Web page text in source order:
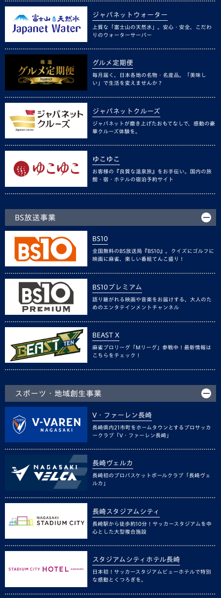
ジャパネットウォーター
上質な「富士山の天然水」。安心・安全、こだわ
りのウォーターサーバー
グルメ定期便
毎月届く、日本各地の名物・名産品。「美味し
い」で生活を変えませんか？
ジャパネットクルーズ
ジャパネットが磨き上げたおもてなしで、感動の豪
華クルーズ体験を。
ゆこゆこ
お客様の『良質な温泉旅』をお手伝い。国内の旅
館・宿・ホテルの宿泊予約サイト
BS放送事業
BS10
全国無料のBS放送局『BS10』。クイズにゴルフに
映画に麻雀、楽しい番組てんこ盛り！
BS10プレミアム
語り継がれる映画や音楽をお届けする、大人のた
めのエンタテインメントチャンネル
BEAST X
麻雀プロリーグ「Mリーグ」参戦中！最新情報は
こちらをチェック！
スポーツ・地域創生事業
V・ファーレン長崎
長崎県内21市町をホームタウンとするプロサッカ
ークラブ「V・ファーレン長崎」
長崎ヴェルカ
長崎初のプロバスケットボールクラブ「長崎ヴェ
ルカ」
長崎スタジアムシティ
長崎駅から徒歩約10分！サッカースタジアムを中
心とした大型複合施設
スタジアムシティホテル長崎
日本初！サッカースタジアムビューホテルで特別
な感動とくつろぎを。